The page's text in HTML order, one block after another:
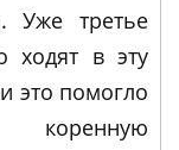
Уже третье
ходят в эту
это помогло